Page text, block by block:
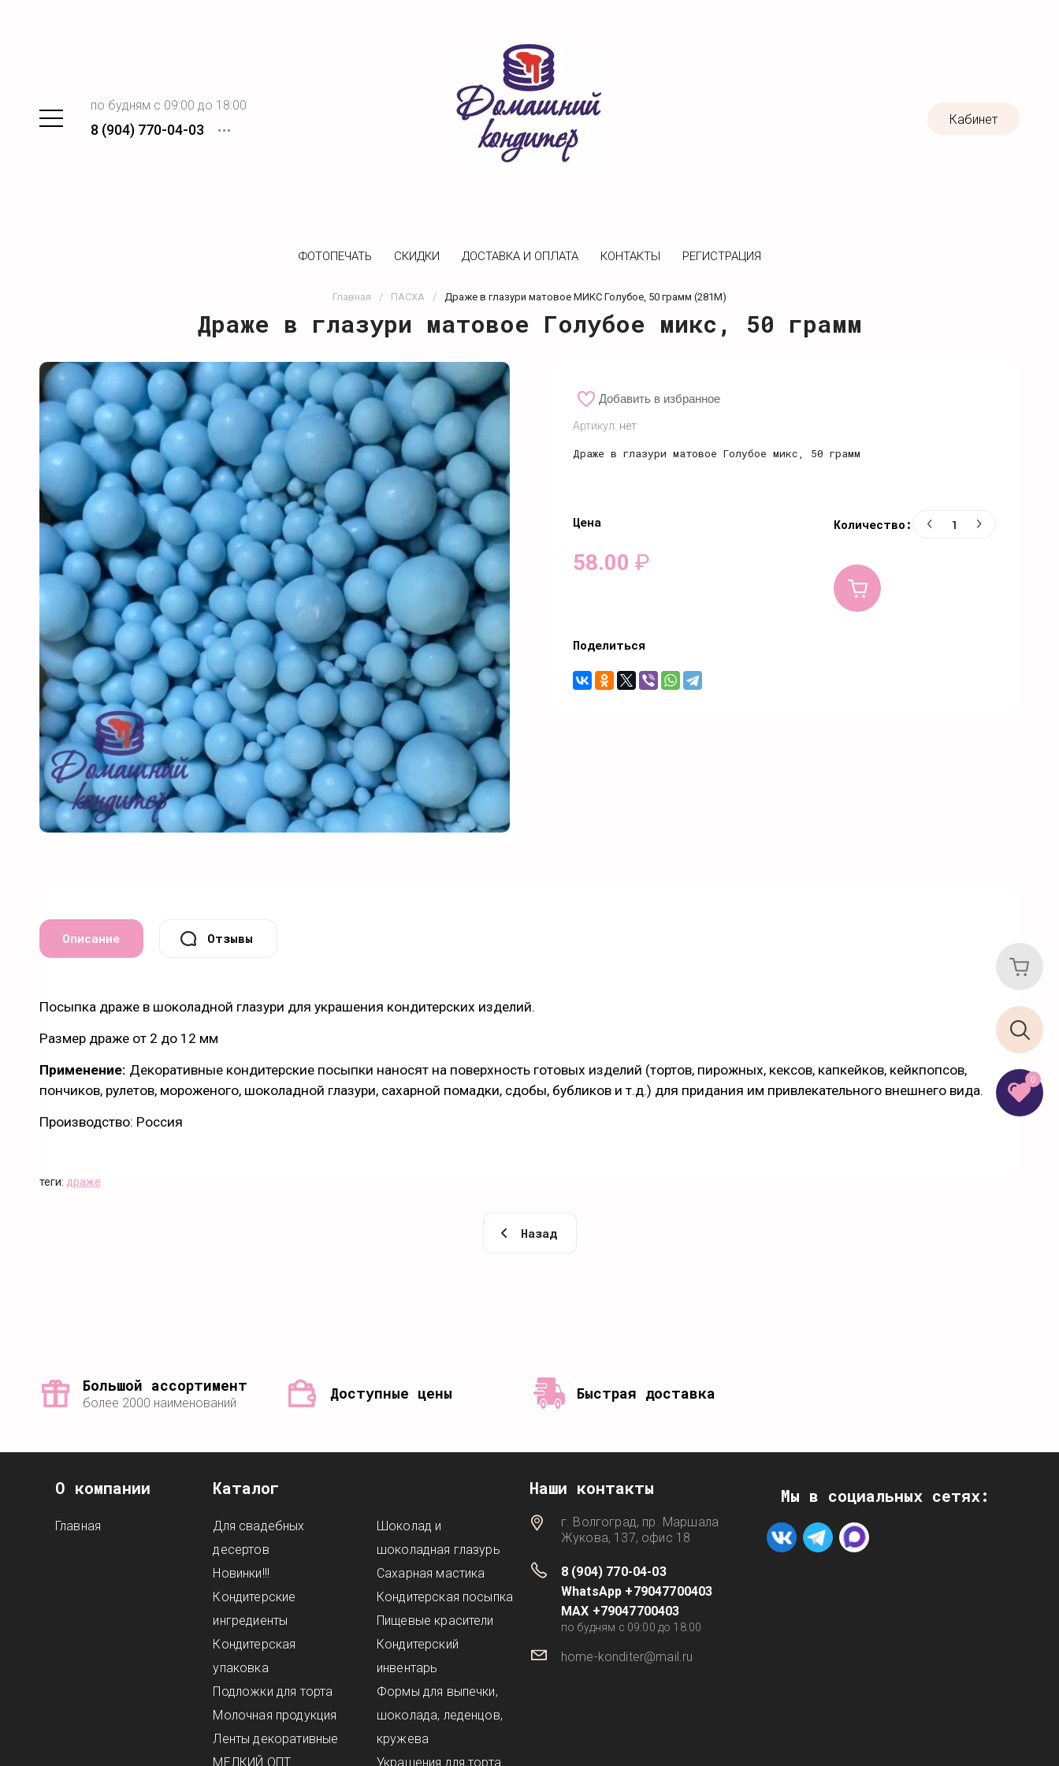
0
по будням с 09:00 до 18:00
8 (904) 770-04-03
Кабинет
ФОТОПЕЧАТЬ CКИДКИ ДОСТАВКА И ОПЛАТА КОНТАКТЫ РЕГИСТРАЦИЯ
Главная / ПАСХА / Драже в глазури матовое МИКС Голубое, 50 грамм (281М)
Драже в глазури матовое Голубое микс, 50 грамм
Артикул: нет
Драже в глазури матовое Голубое микс, 50 грамм
Добавить в избранное
Цена
58.00 ₽
Количество:
Поделиться
Описание Отзывы
Посыпка драже в шоколадной глазури для украшения кондитерских изделий.
Размер драже от 2 до 12 мм
Применение: Декоративные кондитерские посыпки наносят на поверхность готовых изделий (тортов, пирожных, кексов, капкейков, кейкпопсов,
пончиков, рулетов, мороженого, шоколадной глазури, сахарной помадки, сдобы, бубликов и т.д.) для придания им привлекательного внешнего вида.
Производство: Россия
теги: драже
Назад
Большой ассортимент
более 2000 наименований
Доступные цены Быстрая доставка
О компании
Главная
Каталог
Для свадебных
десертов
Новинки!!!
Кондитерские
ингредиенты
Кондитерская
упаковка
Подложки для торта
Молочная продукция
Ленты декоративные
МЕЛКИЙ ОПТ
Шоколад и
шоколадная глазурь
Сахарная мастика
Кондитерская посыпка
Пищевые красители
Кондитерский
инвентарь
Формы для выпечки,
шоколада, леденцов,
кружева
Украшения для торта
Наши контакты
г. Волгоград, пр. Маршала
Жукова, 137, офис 18
8 (904) 770-04-03
WhatsApp +79047700403
MAX +79047700403
по будням с 09:00 до 18:00
home-konditer@mail.ru
Мы в социальных сетях: